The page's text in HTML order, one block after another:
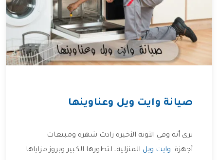
صيانة وايت ويل وعناوينها
نرى أنه وفي الآونة الأخيرة زادت شهرة ومبيعات
أجهزة وايت ويل المنزلية، لتطورها الكبير وبروز مزاياها